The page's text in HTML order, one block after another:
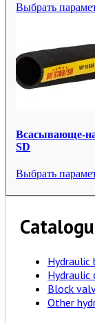
Выбрать
Всасывающе-
SD
Выбрать
Hydraulic
Block
Other